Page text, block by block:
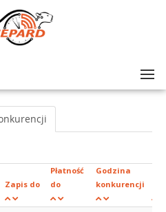
Zapis do
Płatność
do
Godzina
konkurencji